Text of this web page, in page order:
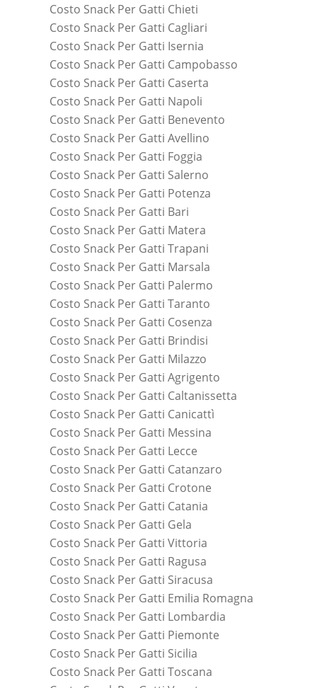
Costo Snack Per Gatti Chieti
Costo Snack Per Gatti Cagliari
Costo Snack Per Gatti Isernia
Costo Snack Per Gatti Campobasso
Costo Snack Per Gatti Caserta
Costo Snack Per Gatti Napoli
Costo Snack Per Gatti Benevento
Costo Snack Per Gatti Avellino
Costo Snack Per Gatti Foggia
Costo Snack Per Gatti Salerno
Costo Snack Per Gatti Potenza
Costo Snack Per Gatti Bari
Costo Snack Per Gatti Matera
Costo Snack Per Gatti Trapani
Costo Snack Per Gatti Marsala
Costo Snack Per Gatti Palermo
Costo Snack Per Gatti Taranto
Costo Snack Per Gatti Cosenza
Costo Snack Per Gatti Brindisi
Costo Snack Per Gatti Milazzo
Costo Snack Per Gatti Agrigento
Costo Snack Per Gatti Caltanissetta
Costo Snack Per Gatti Canicattì
Costo Snack Per Gatti Messina
Costo Snack Per Gatti Lecce
Costo Snack Per Gatti Catanzaro
Costo Snack Per Gatti Crotone
Costo Snack Per Gatti Catania
Costo Snack Per Gatti Gela
Costo Snack Per Gatti Vittoria
Costo Snack Per Gatti Ragusa
Costo Snack Per Gatti Siracusa
Costo Snack Per Gatti Emilia Romagna
Costo Snack Per Gatti Lombardia
Costo Snack Per Gatti Piemonte
Costo Snack Per Gatti Sicilia
Costo Snack Per Gatti Toscana